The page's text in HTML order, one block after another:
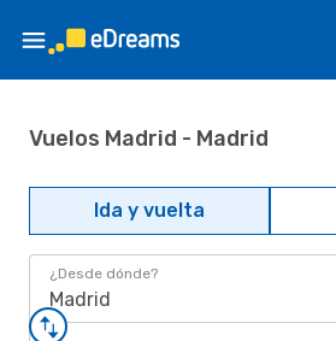
Vuelos Madrid - Madrid
Ida y vuelta
¿Desde dónde?
Madrid